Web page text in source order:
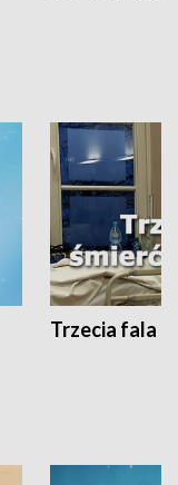
Trzecia fala -